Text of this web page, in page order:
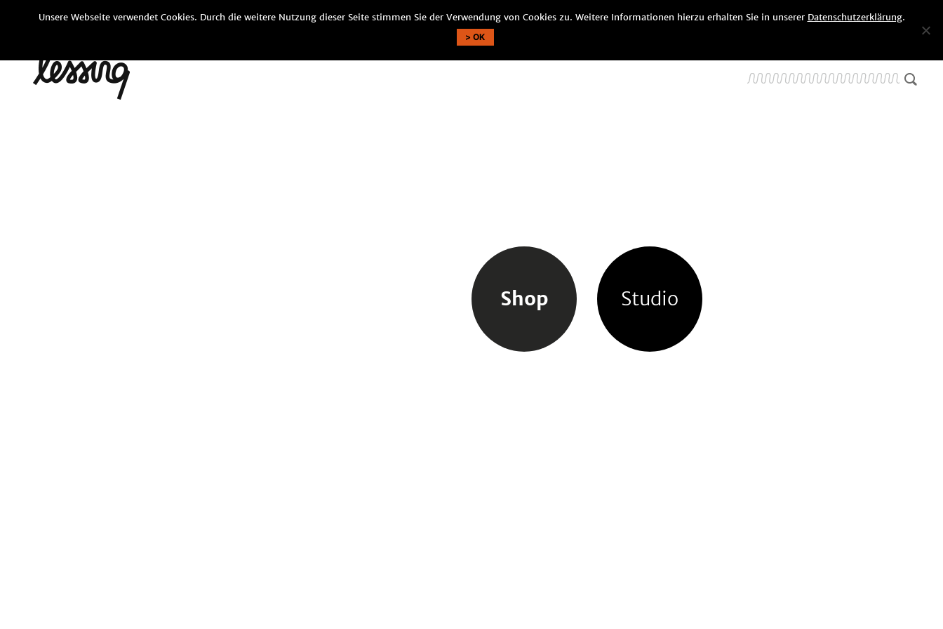
SEARCH
Shop Studio
Unsere Webseite verwendet Cookies. Durch die weitere Nutzung dieser Seite stimmen Sie der Verwendung von Cookies zu. Weitere Informationen hierzu erhalten Sie in unserer Datenschutzerklärung.
OK